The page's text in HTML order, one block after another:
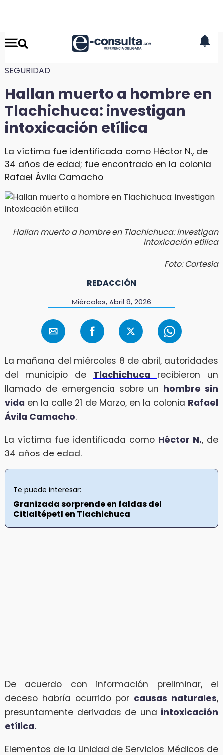
SEGURIDAD
Hallan muerto a hombre en
Tlachichuca: investigan
intoxicación etílica
La víctima fue identificada como Héctor N., de
34 años de edad; fue encontrado en la colonia
Rafael Ávila Camacho
Hallan muerto a hombre en Tlachichuca: investigan
intoxicación etílica
Foto: Cortesía
REDACCIÓN
Miércoles, Abril 8, 2026
La mañana del miércoles 8 de abril, autoridades
del municipio de Tlachichuca
recibieron un
llamado de emergencia sobre un hombre sin
vida en la calle 21 de Marzo, en la colonia Rafael
Ávila Camacho.
La víctima fue identificada como Héctor N., de
34 años de edad.
Te puede interesar:
Granizada sorprende en faldas del
Citlaltépetl en Tlachichuca
De acuerdo con información preliminar, el
deceso habría ocurrido por causas naturales,
presuntamente derivadas de una intoxicación
etílica.
Elementos de la Unidad de Servicios Médicos de